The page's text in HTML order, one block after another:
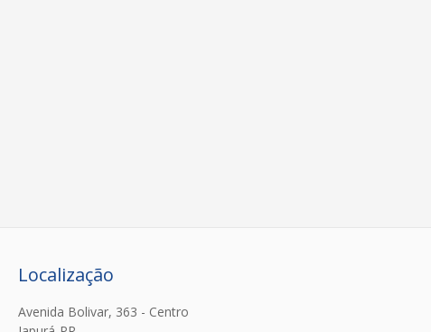
Localização
Avenida Bolivar, 363 - Centro